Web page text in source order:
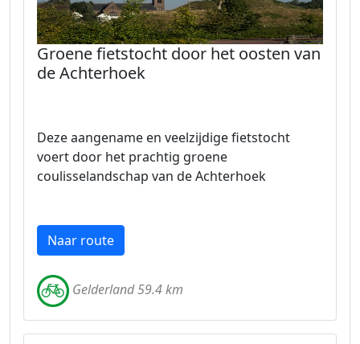
Groene fietstocht door het oosten van
de Achterhoek
Deze aangename en veelzijdige fietstocht
voert door het prachtig groene
coulisselandschap van de Achterhoek
Naar route
Gelderland 59.4 km